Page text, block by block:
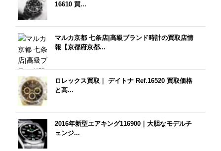
16610 買...
マルカ京都 七条店|高級ブランド時計の買取店情
報【京都府京都...
ロレックス買取｜ デイトナ Ref.16520 買取価格
と高...
2016年新型エアキング116900｜大胆なモデルチ
ェンジ...